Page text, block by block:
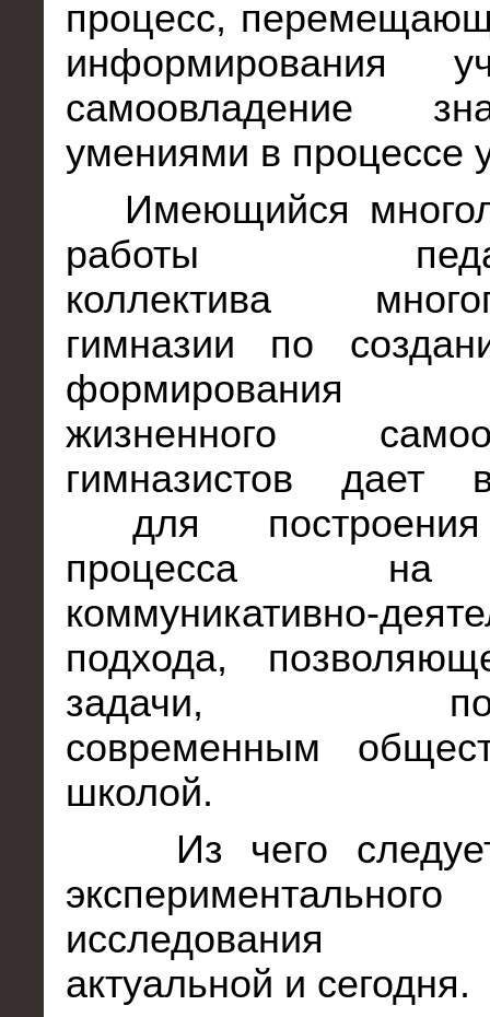
процесс,
информирования
самоовладение
умениями в процессе
Имеющийся
работы
коллектива
гимназии по
формирования
жизненного
гимназистов дает
для
процесса на
коммуникативно-
подхода,
задачи,
современным
школой.
Из чего
экспериментального
исследования
актуальной и сегодня.